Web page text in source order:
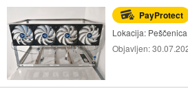
PayProtect
Lokacija:
Objavljen: